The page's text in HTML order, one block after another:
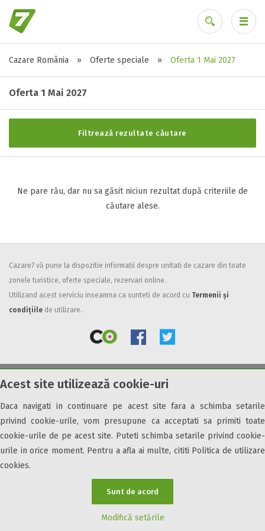
Acest site utilizează cookie-uri
Daca navigati in continuare pe acest site fara a schimba setarile
privind cookie-urile, vom presupune ca acceptati sa primiti toate
cookie-urile de pe acest site. Puteti schimba setarile privind cookie-
urile in orice moment. Pentru a afla ai multe, cititi Politica de utilizare
cookies.
Sunt de acord
Modifică setările
Cazare România » Oferte speciale » Oferta 1 Mai 2027
Oferta 1 Mai 2027
Filtrează rezultate căutare
Stele / margarete
Neclasificat
2 stele / margarete
3 stele / margarete
Facilități
Internet wireless
All inclusive
Pensiune completa
Demipensiune
Mic dejun
Accepta animale
Accepta voucher vacanta
Acces persoane cu dizabilități
Ne pare rău, dar nu sa găsit niciun rezultat după criteriile de
căutare alese.
Cazare7 vă pune la dispozitie informatii despre unitati de cazare din toate
zonele turistice, oferte speciale, rezervari online.
Utilizand acest serviciu inseamna ca sunteti de acord cu Termenii și
condițiile de utilizare.
© 2026 Cazare7. Toate drepturile rezervate.
Obiective turistice Informații utile Parteneri Cazare7 Harta Cazare7